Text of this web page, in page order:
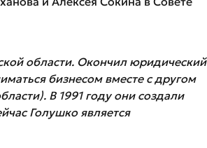
области. Окончил юридический
бизнесом вместе с другом
В 1991 году они создали
Голушко является